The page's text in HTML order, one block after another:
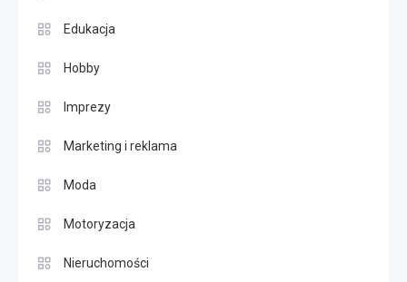
Edukacja
Hobby
Imprezy
Marketing i reklama
Moda
Motoryzacja
Nieruchomości